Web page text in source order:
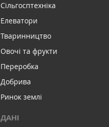
Сільгосптехніка
Елеватори
Тваринництво
Овочі та фрукти
Переробка
Добрива
Ринок землі
ДАНІ